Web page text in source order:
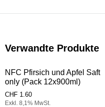
Verwandte Produkte
NFC Pfirsich und Apfel Saft
only (Pack 12x900ml)
CHF 1.60
Exkl. 8,1% MwSt.